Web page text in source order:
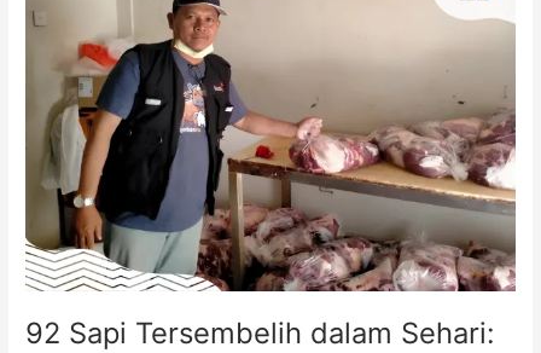
92 Sapi Tersembelih dalam Sehari:
Tersembelih
Sehari:
Kurban
Lazismu
Jatim
Dorong
Ekonomi
Lokal